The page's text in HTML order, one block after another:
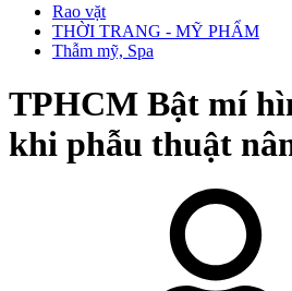
Rao vặt
THỜI TRANG - MỸ PHẨM
Thẫm mỹ, Spa
TPHCM Bật mí
khi phẫu thuật